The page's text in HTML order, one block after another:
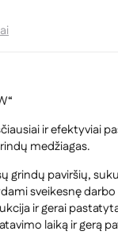
ir efektyviai
medžiagas.
grindų paviršių,
sveikesnę
ir gerai
laiką ir gerą